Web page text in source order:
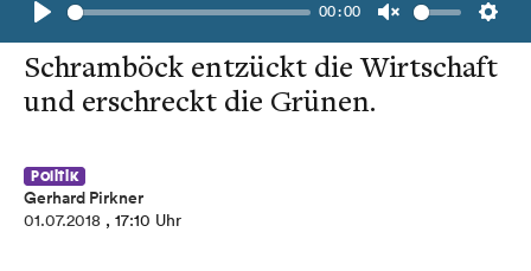
Play
00:00
Unmute
Ein Gesetzesentwurf von Ministerin
Schramböck entzückt die Wirtschaft
und erschreckt die Grünen.
Politik
Gerhard Pirkner
01.07.2018 , 17:10 Uhr